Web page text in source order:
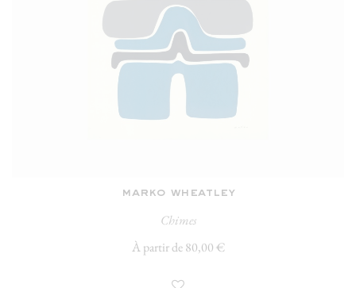
marko wheatley
Chimes
À partir de 80,00 €